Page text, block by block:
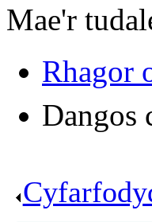
Mae'r
Rhagor